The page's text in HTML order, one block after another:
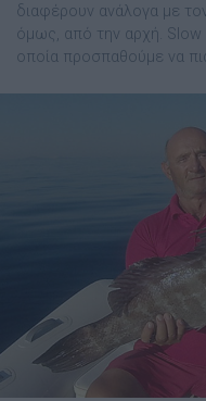
διαφέρουν ανάλογα µε
όµως, από την αρχή. Slow
οποία προσπαθούµε να